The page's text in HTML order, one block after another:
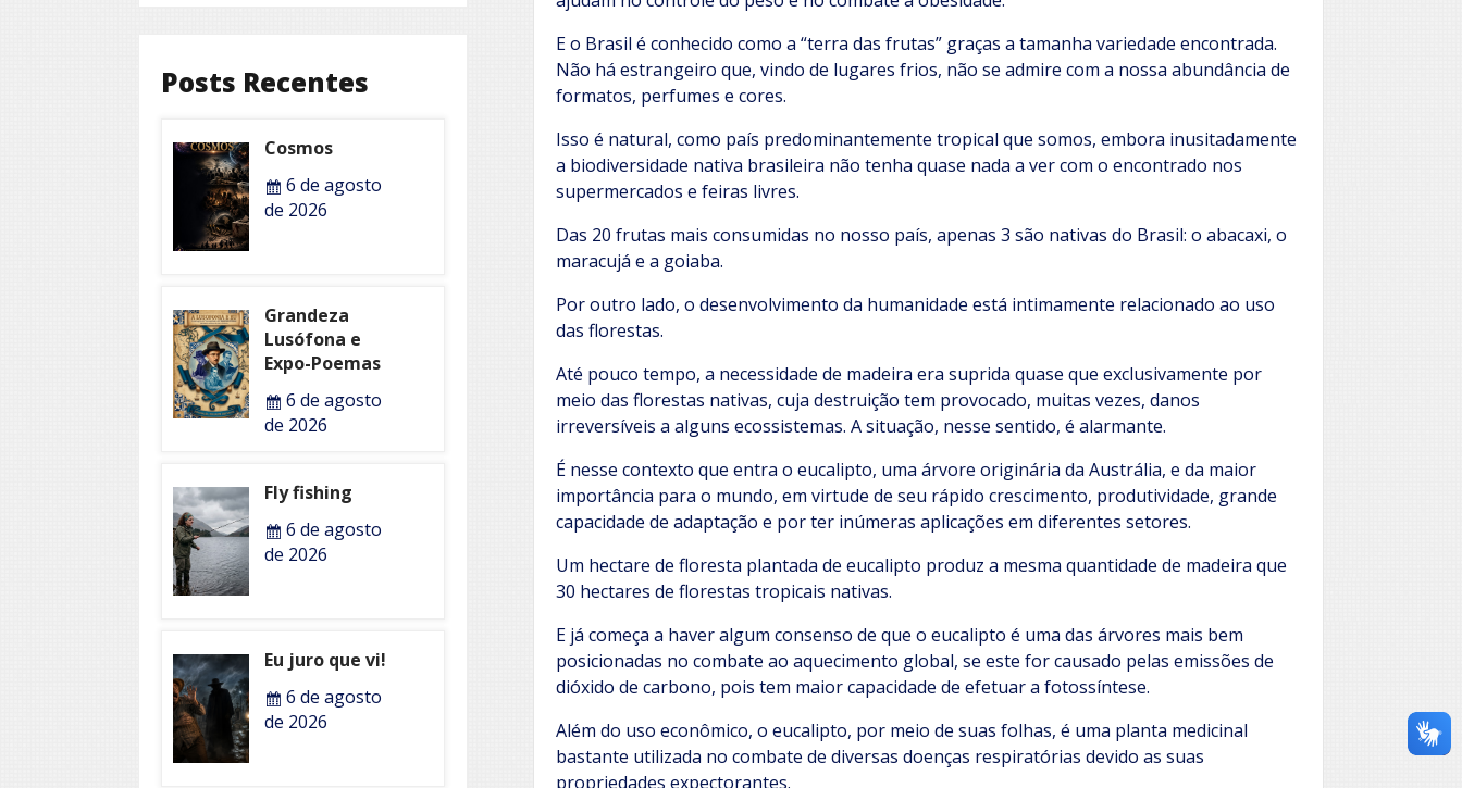
E o Brasil é conhecido como a “terra das frutas” graças a tamanha variedade encontrada.
Não há estrangeiro que, vindo de lugares frios, não se admire com a nossa abundância de
formatos, perfumes e cores.
Isso é natural, como país predominantemente tropical que somos, embora inusitadamente
a biodiversidade nativa brasileira não tenha quase nada a ver com o encontrado nos
supermercados e feiras livres.
Das 20 frutas mais consumidas no nosso país, apenas 3 são nativas do Brasil: o abacaxi, o
maracujá e a goiaba.
Por outro lado, o desenvolvimento da humanidade está intimamente relacionado ao uso
das florestas.
Até pouco tempo, a necessidade de madeira era suprida quase que exclusivamente por
meio das florestas nativas, cuja destruição tem provocado, muitas vezes, danos
irreversíveis a alguns ecossistemas. A situação, nesse sentido, é alarmante.
É nesse contexto que entra o eucalipto, uma árvore originária da Austrália, e da maior
importância para o mundo, em virtude de seu rápido crescimento, produtividade, grande
capacidade de adaptação e por ter inúmeras aplicações em diferentes setores.
Um hectare de floresta plantada de eucalipto produz a mesma quantidade de madeira que
30 hectares de florestas tropicais nativas.
E já começa a haver algum consenso de que o eucalipto é uma das árvores mais bem
posicionadas no combate ao aquecimento global, se este for causado pelas emissões de
dióxido de carbono, pois tem maior capacidade de efetuar a fotossíntese.
Além do uso econômico, o eucalipto, por meio de suas folhas, é uma planta medicinal
bastante utilizada no combate de diversas doenças respiratórias devido as suas
propriedades expectorantes.
Posts Recentes
Cosmos
6 de agosto
de 2026
Grandeza
Lusófona e
Expo-Poemas
6 de agosto
de 2026
Fly fishing
6 de agosto
de 2026
Eu juro que vi!
6 de agosto
de 2026